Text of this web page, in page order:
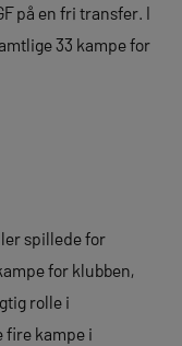
på en fri transfer. I
33 kampe for
spillede for
for klubben,
rolle i
fire kampe i